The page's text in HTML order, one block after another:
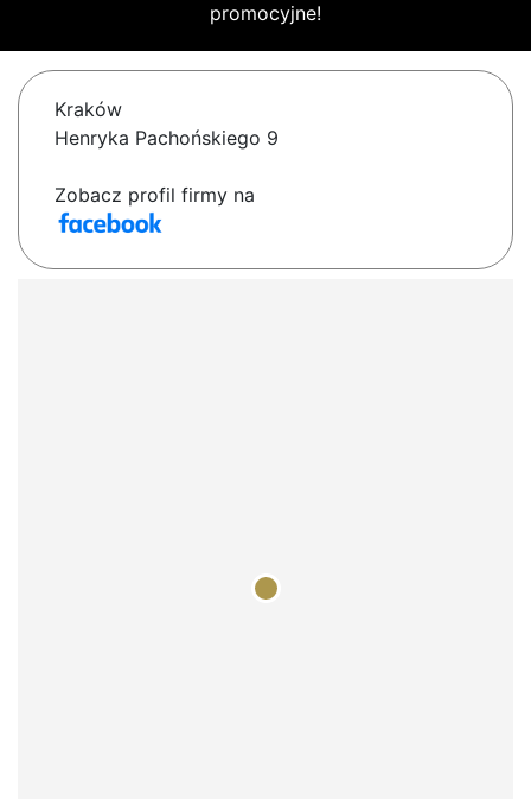
promocyjne!
Kraków
Henryka Pachońskiego 9
Zobacz profil firmy na